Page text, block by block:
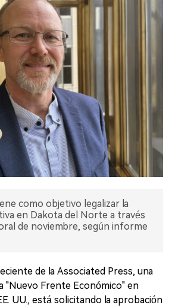
como objetivo legalizar la
en Dakota del Norte a través
de noviembre, según informe
de la Associated Press, una
"Nuevo Frente Económico" en
UU., está solicitando la aprobación